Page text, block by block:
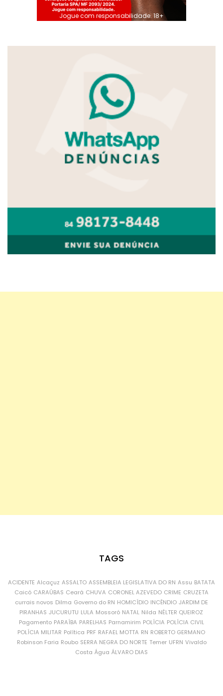
Jogue com responsabilidade. 18+
TAGS
ACIDENTE Alcaçuz ASSALTO ASSEMBLEIA LEGISLATIVA DO RN Assu BATATA
Caicó CARAÚBAS Ceará CHUVA CORONEL AZEVEDO CRIME CRUZETA
currais novos Dilma Governo do RN HOMICÍDIO INCÊNDIO JARDIM DE
PIRANHAS JUCURUTU LULA Mossoró NATAL Nilda NÉLTER QUEIROZ
Pagamento PARAÍBA PARELHAS Parnamirim POLÍCIA POLÍCIA CIVIL
POLÍCIA MILITAR Política PRF RAFAEL MOTTA RN ROBERTO GERMANO
Robinson Faria Roubo SERRA NEGRA DO NORTE Temer UFRN Vivaldo
Costa Água ÁLVARO DIAS